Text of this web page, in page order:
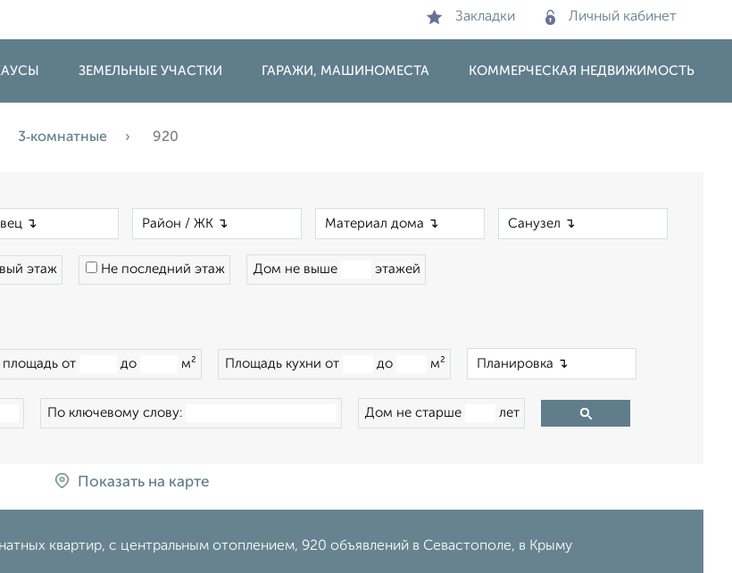
Закладки Личный кабинет
ЗЕМЕЛЬНЫЕ УЧАСТКИ ГАРАЖИ, МАШИНОМЕСТА КОММЕРЧЕСКАЯ НЕДВИЖИМОСТЬ
3‑комнатные 920
этаж Не последний этаж Дом не выше этажей
от до м² Площадь кухни от до м²
По ключевому слову: Дом не старше лет
Показать на карте
квартир, с центральным отоплением, 920 объявлений в Севастополе, в Крыму